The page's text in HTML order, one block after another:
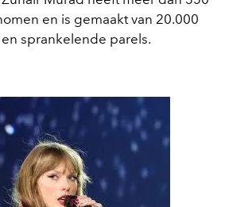
en is gemaakt van 20.000
sprankelende parels.